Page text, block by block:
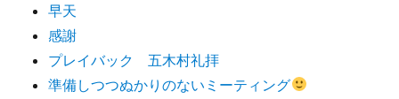
早天
感謝
プレイバック 五木村礼拝
準備しつつぬかりのないミーティング